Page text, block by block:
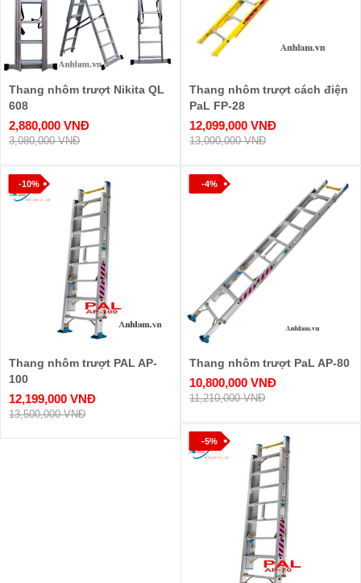
Thang nhôm trượt Nikita QL
608
2,880,000 VNĐ
3,080,000 VNĐ
Thang nhôm trượt cách điện
PaL FP-28
12,099,000 VNĐ
13,000,000 VNĐ
-10%
Thang nhôm trượt PAL AP-
100
12,199,000 VNĐ
13,500,000 VNĐ
-4%
Thang nhôm trượt PaL AP-80
10,800,000 VNĐ
11,210,000 VNĐ
-5%